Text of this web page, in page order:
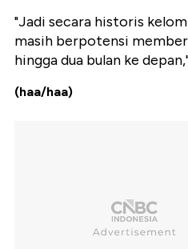
"Jadi secara historis
masih berpotensi
hingga dua bulan ke
(haa/haa)